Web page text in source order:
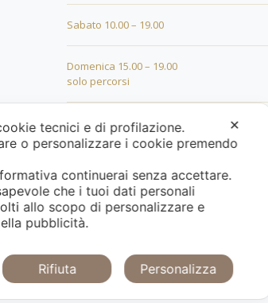
Sabato 10.00 – 19.00
Domenica 15.00 – 19.00
solo percorsi
24 DICEMBRE 10.00 – 18.00
26 DICEMBRE 15.00 – 19.00
APERTURA IL 20 GENNAIO 2026
✕
tecnici e di profilazione.
o personalizzare i cookie premendo
continuerai senza accettare.
che i tuoi dati personali
allo scopo di personalizzare e
pubblicità.
Rifiuta Personalizza